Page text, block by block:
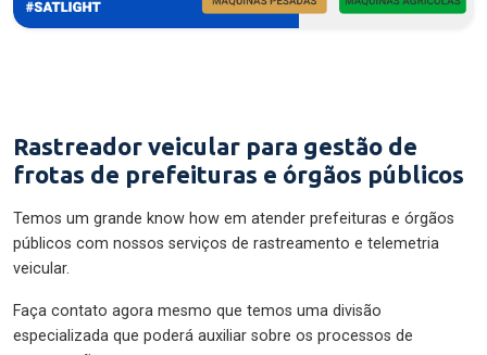
Rastreador veicular para gestão de
frotas de prefeituras e órgãos públicos
Temos um grande know how em atender prefeituras e órgãos
públicos com nossos serviços de rastreamento e telemetria
veicular.
Faça contato agora mesmo que temos uma divisão
especializada que poderá auxiliar sobre os processos de